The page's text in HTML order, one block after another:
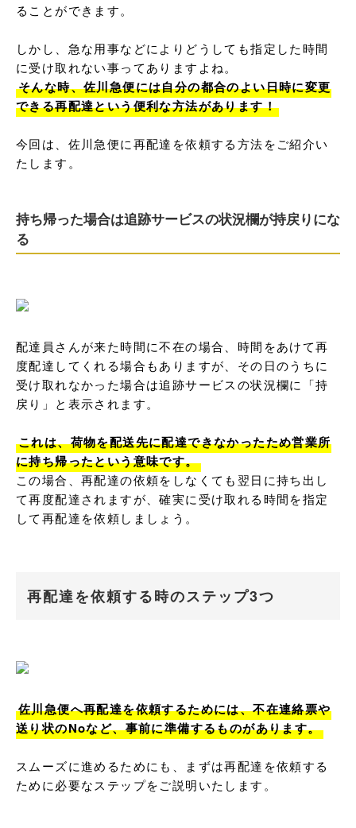
ることができます。
しかし、急な用事などによりどうしても指定した時間
そんな時、佐川急便には自分の都合のよい日時に変更
できる再配達という便利な方法があります！
今回は、佐川急便に再配達を依頼する方法をご紹介い
たします。
持ち帰った場合は追跡サービスの状況欄が持戻りにな
る
配達員さんが来た時間に不在の場合、時間をあけて再
度配達してくれる場合もありますが、その日のうちに
受け取れなかった場合は追跡サービスの状況欄に「持
戻り」と表示されます。
これは、荷物を配送先に配達できなかったため営業所
に持ち帰ったという意味です。
この場合、再配達の依頼をしなくても翌日に持ち出し
て再度配達されますが、確実に受け取れる時間を指定
して再配達を依頼しましょう。
再配達を依頼する時のステップ3つ
佐川急便へ再配達を依頼するためには、不在連絡票や
送り状のNoなど、事前に準備するものがあります。
スムーズに進めるためにも、まずは再配達を依頼する
ために必要なステップをご説明いたします。